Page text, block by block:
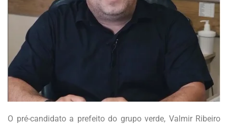
O pré-candidato a prefeito do grupo verde, Valmir Ribeiro